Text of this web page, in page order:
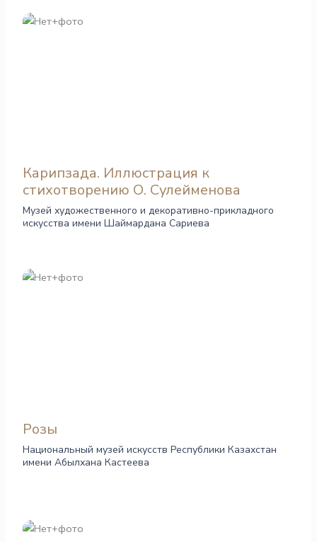
Карипзада. Иллюстрация к
стихотворению О. Сулейменова
Музей художественного и декоративно-прикладного
искусства имени Шаймардана Сариева
Розы
Национальный музей искусств Республики Казахстан
имени Абылхана Кастеева